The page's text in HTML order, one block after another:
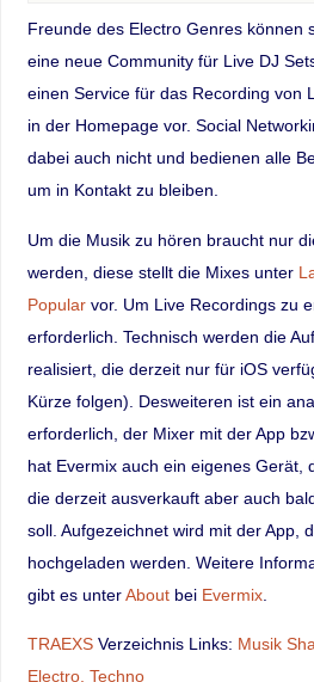
Freunde des Electro Genres können
eine neue Community für Live DJ
einen Service für das Recording von
in der Homepage vor. Social
dabei auch nicht und bedienen alle
um in Kontakt zu bleiben.
Um die Musik zu hören braucht nur
werden, diese stellt die Mixes unter
Popularvor. Um Live Recordings zu
erforderlich. Technisch werden die
realisiert, die derzeit nur für iOS
Kürze folgen). Desweiteren ist ein
erforderlich, der Mixer mit der App
hat Evermix auch ein eigenes Gerät,
die derzeit ausverkauft aber auch
soll. Aufgezeichnet wird mit der App,
hochgeladen werden. Weitere
gibt es unterAboutbei Evermix.
TRAEXSVerzeichnis Links: Musik
Electro, Techno